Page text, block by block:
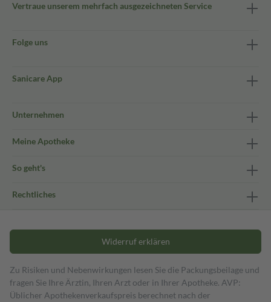
Vertraue unserem mehrfach ausgezeichneten Service
Folge uns
Sanicare App
Unternehmen
Meine Apotheke
So geht's
Rechtliches
Widerruf erklären
Zu Risiken und Nebenwirkungen lesen Sie die Packungsbeilage und
fragen Sie Ihre Ärztin, Ihren Arzt oder in Ihrer Apotheke. AVP:
Üblicher Apothekenverkaufspreis berechnet nach der